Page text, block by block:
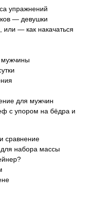
упражнений
— девушки
или — как накачаться
мужчины
для мужчин
с упором на бёдра и
сравнение
набора массы